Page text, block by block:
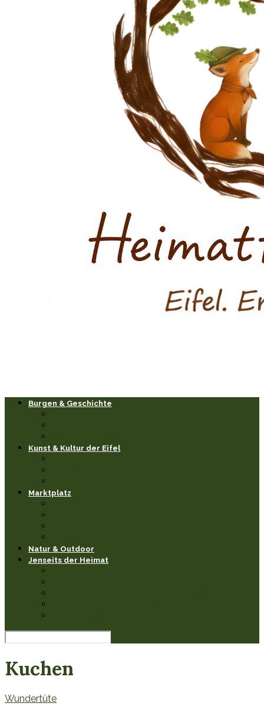
Burgen & Geschichte
Kunst & Kultur der Eifel
Marktplatz
Natur & Outdoor
Jenseits der Heimat
Kuchen
Wundertüte